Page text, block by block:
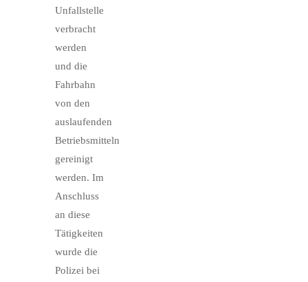
Unfallstelle
verbracht
werden
und die
Fahrbahn
von den
auslaufenden
Betriebsmitteln
gereinigt
werden. Im
Anschluss
an diese
Tätigkeiten
wurde die
Polizei bei